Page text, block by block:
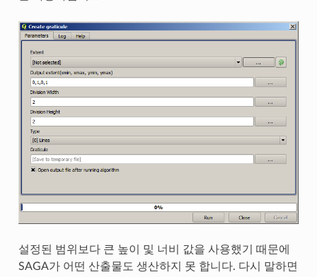
설정된 범위보다 큰 높이 및 너비 값을 사용했기 때문에
SAGA가 어떤 산출물도 생산하지 못 합니다. 다시 말하면